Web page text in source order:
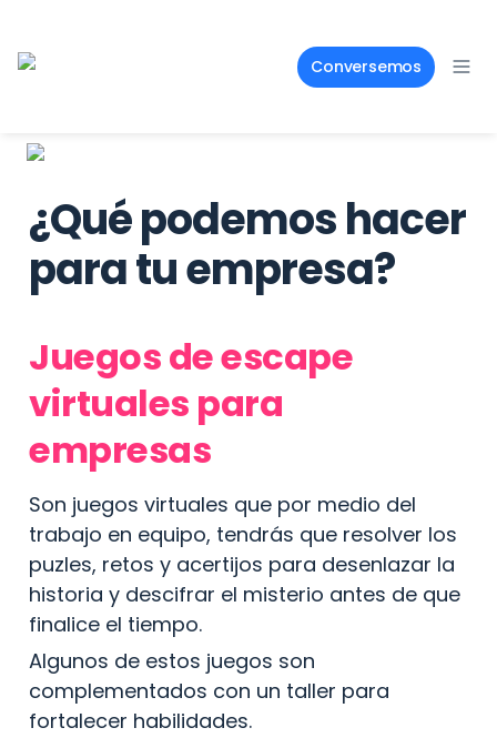
Conversemos
¿Qué podemos hacer
para tu empresa?
Juegos de escape
virtuales para
empresas
Son juegos virtuales que por medio del
trabajo en equipo, tendrás que resolver los
puzles, retos y acertijos para desenlazar la
historia y descifrar el misterio antes de que
finalice el tiempo.
Algunos de estos juegos son
complementados con un taller para
fortalecer habilidades.